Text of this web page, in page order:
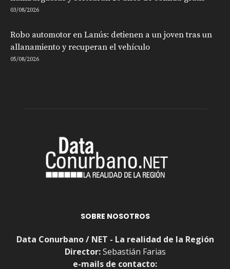
03/08/2026
Robo automotor en Lanús: detienen a un joven tras un
allanamiento y recuperan el vehículo
05/08/2026
SOBRE NOSOTROS
Data Conurbano / NET - La realidad de la Región
Director:Sebastián Farias
e-mails de contacto: